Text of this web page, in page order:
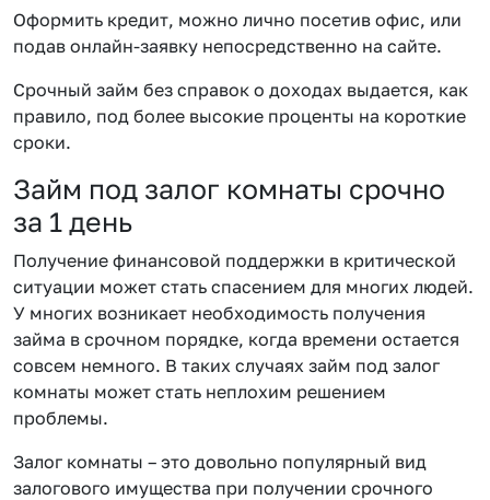
Оформить кредит, можно лично посетив офис, или
подав онлайн-заявку непосредственно на сайте.
Срочный займ без справок о доходах выдается, как
правило, под более высокие проценты на короткие
сроки.
Займ под залог комнаты срочно
за 1 день
Получение финансовой поддержки в критической
ситуации может стать спасением для многих людей.
У многих возникает необходимость получения
займа в срочном порядке, когда времени остается
совсем немного. В таких случаях займ под залог
комнаты может стать неплохим решением
проблемы.
Залог комнаты – это довольно популярный вид
залогового имущества при получении срочного